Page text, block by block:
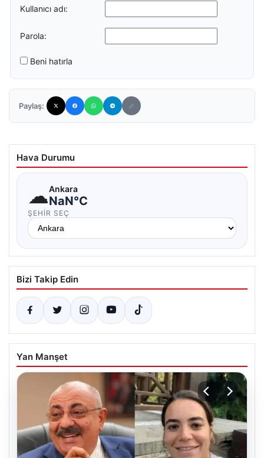
Kullanıcı adı:
Parola:
Beni hatırla
Paylaş:
Hava Durumu
☁Ankara
NaN°C
ŞEHIR SEÇ
Bizi Takip Edin
Yan Manşet